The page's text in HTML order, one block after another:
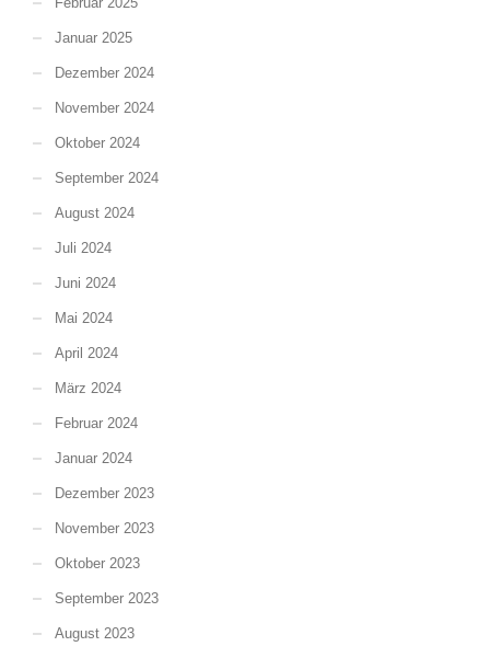
Januar 2025
Dezember 2024
November 2024
Oktober 2024
September 2024
August 2024
Juli 2024
Juni 2024
Mai 2024
April 2024
März 2024
Februar 2024
Januar 2024
Dezember 2023
November 2023
Oktober 2023
September 2023
August 2023